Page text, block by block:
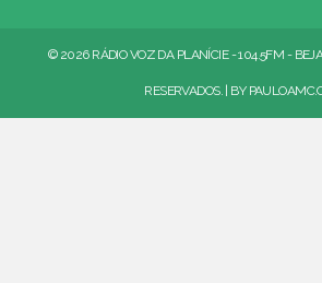
© 2026 RÁDIO VOZ DA PLANÍCIE - 104.5FM - BEJA
RESERVADOS. | BY